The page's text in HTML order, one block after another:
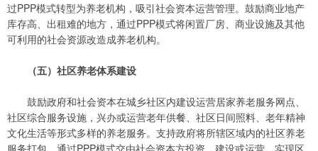
过PPP模式转型为养老机构，吸引社会资本运营管理。鼓励商业地产
库存高、出租难的地方，通过PPP模式将闲置厂房、商业设施及其他
可利用的社会资源改造成养老机构。
（五）社区养老体系建设
鼓励政府和社会资本在城乡社区内建设运营居家养老服务网点、
社区综合服务设施，兴办或运营老年供餐、社区日间照料、老年精神
文化生活等形式多样的养老服务。支持政府将所辖区域内的社区养老
服务打包，通过PPP模式交由社会资本方投资、建设或运营，实现区